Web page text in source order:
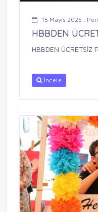
15 Mayıs 2025 ,
HBBDEN
HBBDEN ÜCRETSİZ
İncele